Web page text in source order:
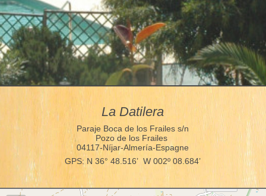
La Datilera
Paraje Boca de los Frailes s/n
Pozo de los Frailes
04117-Níjar-Almería-Espagne
GPS: N 36° 48.516’ W 002º 08.684’